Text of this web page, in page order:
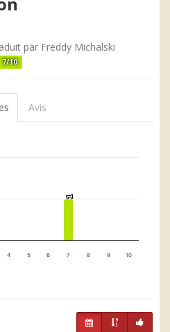
par Freddy Michalski
7/10
Avis
1
1
4 5 6 7 8 9 10